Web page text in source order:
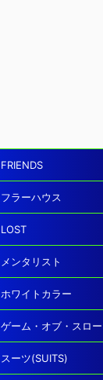
FRIENDS
フラーハウス
LOST
メンタリスト
ホワイトカラー
ゲーム・オブ・スロ
スーツ(SUITS)